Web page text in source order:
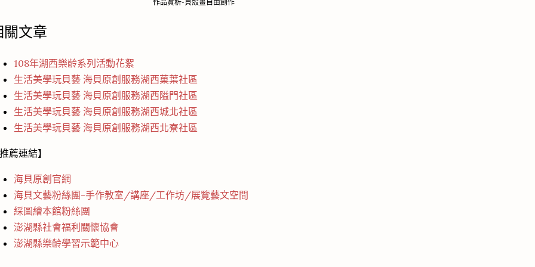
作品賞析-貝殼畫自由創作
關文章
108年湖西樂齡系列活動花絮
生活美學玩貝藝 海貝原創服務湖西菓葉社區
生活美學玩貝藝 海貝原創服務湖西隘門社區
生活美學玩貝藝 海貝原創服務湖西城北社區
生活美學玩貝藝 海貝原創服務湖西北寮社區
薦連結】
海貝原創官網
海貝文藝粉絲團-手作教室/講座/工作坊/展覽藝文空間
綵圖繪本館粉絲團
澎湖縣社會福利關懷協會
澎湖縣樂齡學習示範中心